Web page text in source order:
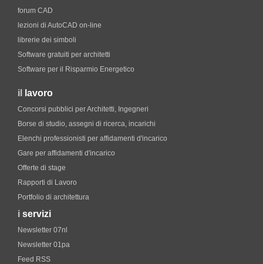
forum CAD
lezioni di AutoCAD on-line
librerie dei simboli
Software gratuiti per architetti
Software per il Risparmio Energetico
il lavoro
Concorsi pubblici per Architetti, Ingegneri
Borse di studio, assegni di ricerca, incarichi
Elenchi professionisti per affidamenti d'incarico
Gare per affidamenti d'incarico
Offerte di stage
Rapporti di Lavoro
Portfolio di architettura
i servizi
Newsletter 07nl
Newsletter 01pa
Feed RSS